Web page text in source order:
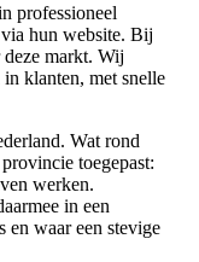
professioneel
hun website. Bij
markt. Wij
klanten, met snelle
Wat rond
toegepast:
werken.
in een
en waar een stevige